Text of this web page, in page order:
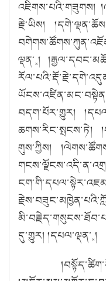
འཇིགས་པའི་གཟུགས།
རྗེ་ཡིས།
ལྡན་༝།
བདག་པོར་གྱུར།
ཆགས་རིང་སྤངས་ཏེ།
གུས་ཀྱིས།
དུ་གྱུར། །དཔལ་ལྡན་༝།